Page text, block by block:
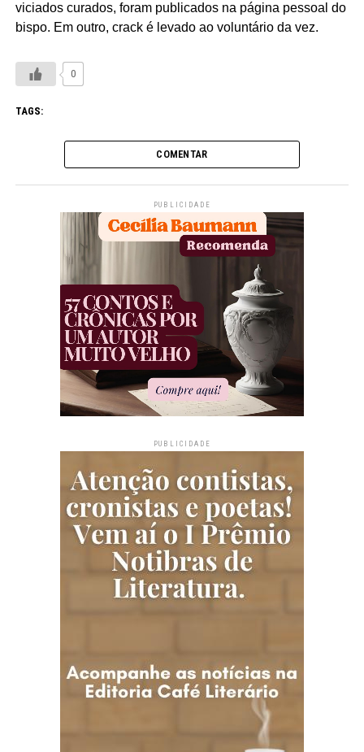
viciados curados, foram publicados na página pessoal do
bispo. Em outro, crack é levado ao voluntário da vez.
0
TAGS:
COMENTAR
PUBLICIDADE
PUBLICIDADE